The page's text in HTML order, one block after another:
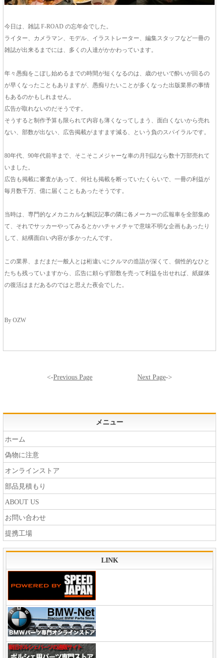
今日は、雑誌 F-ROAD の忘年会でした。
ライター、カメラマン、モデル、イラストレーター、編集スタッフなど一冊の
雑誌が出来るまでには、多くの人達がかかわっています。
年々愚痴をこぼし始めるまでの時間が短くなるのは、歳のせいで酔いが回るの
が早くなったこともありますが、愚痴りたいことが多くなった出版業界の事情
もあるのかもしれません。
広告が取れないのだそうです。
そうすると制作予算も限られて内容も薄くなってしまう、面白くないから売れ
ない、部数が出ない、広告掲載がますます減る、という負のスパイラルです。
80年代、90年代前半まで、そこそこメジャーな車の月刊誌なら数十万部売れて
いました。
広告も掲載に審査があって、何社も掲載を断っていたくらいで、一冊の利益が
毎月数千万、億に届くこともあったそうです。
当時は、専門的なメカニカルな解説記事の隣に各メーカーの広報車を全部集め
て、それでサッカーやってみるとかハチャメチャで意味不明な企画もあったり
して、結構面白い内容が多かったんです。
この業界、まだまだ一般人とは桁違いにクルマの造詣が深くて、個性的なひと
たちも残っていますから、広告に頼らず部数を売って利益を出せれば、紙媒体
の復活はまだあるのではと思えた夜会でした。
By OZW
<-Previous Page Next Page->
メニュー
ホーム
偽物に注意
オンラインストア
部品見積もり
ABOUT US
お問い合わせ
提携工場
LINK